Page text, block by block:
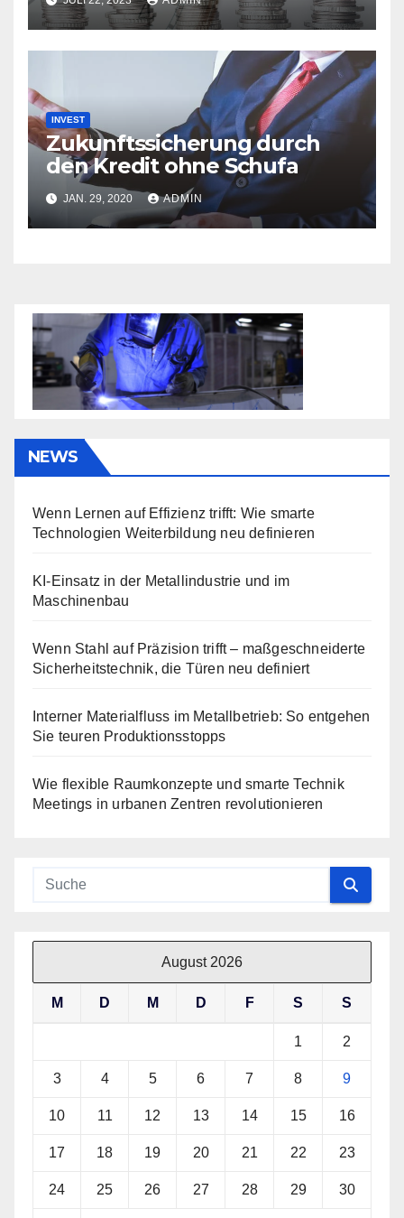
INVEST
Zukunftssicherung durch
den Kredit ohne Schufa
JAN. 29, 2020 ADMIN
NEWS
Wenn Lernen auf Effizienz trifft: Wie smarte
Technologien Weiterbildung neu definieren
KI-Einsatz in der Metallindustrie und im
Maschinenbau
Wenn Stahl auf Präzision trifft – maßgeschneiderte
Sicherheitstechnik, die Türen neu definiert
Interner Materialfluss im Metallbetrieb: So entgehen
Sie teuren Produktionsstopps
Wie flexible Raumkonzepte und smarte Technik
Meetings in urbanen Zentren revolutionieren
August 2026
M D M D F S S
1 2
3 4 5 6 7 8 9
10 11 12 13 14 15 16
17 18 19 20 21 22 23
24 25 26 27 28 29 30